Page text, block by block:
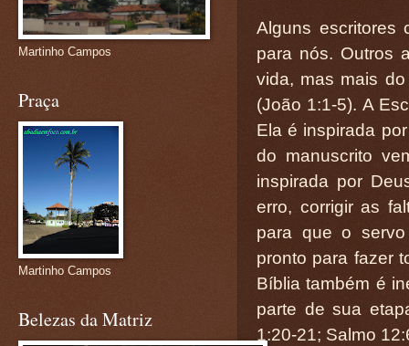
Alguns escritores
para nós. Outros
vida, mas mais
(João 1:1-5). A
Ela é inspirada
do manuscrito
inspirada por
erro, corrigir as
para que o
pronto para fazer
Bíblia também é
parte de sua
1:20-21; Salmo
Martinho Campos
Praça
Martinho Campos
Belezas da Matriz